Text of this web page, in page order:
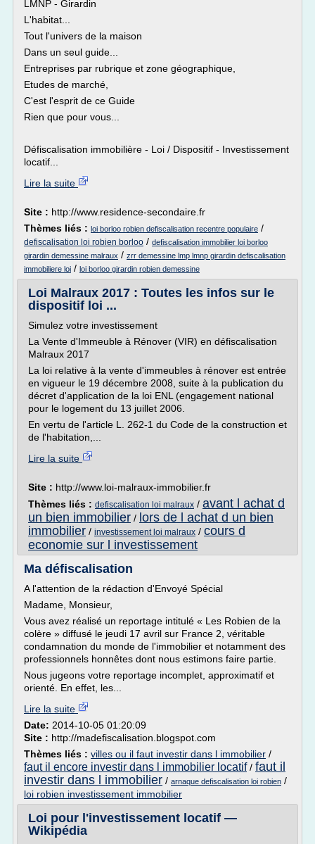
LMNP - Girardin
L'habitat...
Tout l'univers de la maison
Dans un seul guide...
Entreprises par rubrique et zone géographique,
Etudes de marché,
C'est l'esprit de ce Guide
Rien que pour vous...
Défiscalisation immobilière - Loi / Dispositif - Investissement
locatif...
Lire la suite
Site : http://www.residence-secondaire.fr
Thèmes liés : loi borloo robien defiscalisation recentre populaire /
defiscalisation loi robien borloo / defiscalisation immobilier loi borloo
girardin demessine malraux / zrr demessine lmp lmnp girardin defiscalisation
immobiliere loi / loi borloo girardin robien demessine
Loi Malraux 2017 : Toutes les infos sur le
dispositif loi ...
Simulez votre investissement
La Vente d'Immeuble à Rénover (VIR) en défiscalisation
Malraux 2017
La loi relative à la vente d'immeubles à rénover est entrée
en vigueur le 19 décembre 2008, suite à la publication du
décret d'application de la loi ENL (engagement national
pour le logement du 13 juillet 2006.
En vertu de l'article L. 262-1 du Code de la construction et
de l'habitation,...
Lire la suite
Site : http://www.loi-malraux-immobilier.fr
Thèmes liés : defiscalisation loi malraux / avant l achat d
un bien immobilier / lors de l achat d un bien
immobilier / investissement loi malraux / cours d
economie sur l investissement
Ma défiscalisation
A l'attention de la rédaction d'Envoyé Spécial
Madame, Monsieur,
Vous avez réalisé un reportage intitulé « Les Robien de la
colère » diffusé le jeudi 17 avril sur France 2, véritable
condamnation du monde de l'immobilier et notamment des
professionnels honnêtes dont nous estimons faire partie.
Nous jugeons votre reportage incomplet, approximatif et
orienté. En effet, les...
Lire la suite
Date: 2014-10-05 01:20:09
Site : http://madefiscalisation.blogspot.com
Thèmes liés : villes ou il faut investir dans l immobilier /
faut il encore investir dans l immobilier locatif/ faut il
investir dans l immobilier / arnaque defiscalisation loi robien /
loi robien investissement immobilier
Loi pour l'investissement locatif —
Wikipédia